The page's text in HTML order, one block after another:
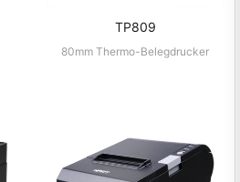
TP809
80mm Thermo-Belegdrucker